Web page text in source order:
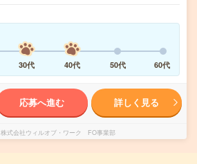
30代 40代 50代 60代
応募へ進む 詳しく見る
株式会社ウィルオブ・ワーク FO事業部